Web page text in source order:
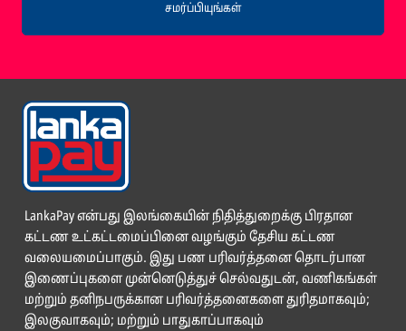
சமர்ப்பியுங்கள்
LankaPay என்பது இலங்கையின் நிதித்துறைக்கு பிரதான
கட்டண உட்கட்டமைப்பினை வழங்கும் தேசிய கட்டண
வலையமைப்பாகும். இது பண பரிவர்த்தனை தொடர்பான
இணைப்புகளை முன்னெடுத்துச் செல்வதுடன், வணிகங்கள்
மற்றும் தனிநபருக்கான பரிவர்த்தனைகளை துரிதமாகவும்;
இலகுவாகவும்; மற்றும் பாதுகாப்பாகவும்